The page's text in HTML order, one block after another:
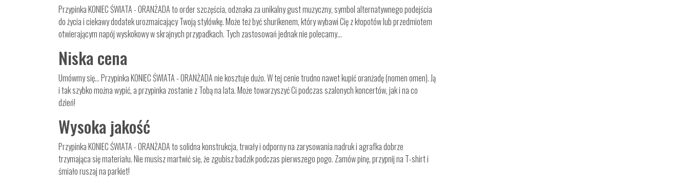
Przypinka KONIEC ŚWIATA - ORANŻADA to order szczęścia, odznaka za unikalny gust muzyczny, symbol alternatywnego podejścia
do życia i ciekawy dodatek urozmaicający Twoją stylówkę. Może też być shurikenem, który wybawi Cię z kłopotów lub przedmiotem
otwierającym napój wyskokowy w skrajnych przypadkach. Tych zastosowań jednak nie polecamy…
Niska cena
Umówmy się… Przypinka KONIEC ŚWIATA - ORANŻADA nie kosztuje dużo. W tej cenie trudno nawet kupić oranżadę (nomen omen). Ją
i tak szybko można wypić, a przypinka zostanie z Tobą na lata. Może towarzyszyć Ci podczas szalonych koncertów, jak i na co
dzień!
Wysoka jakość
Przypinka KONIEC ŚWIATA - ORANŻADA to solidna konstrukcja, trwały i odporny na zarysowania nadruk i agrafka dobrze
trzymająca się materiału. Nie musisz martwić się, że zgubisz badzik podczas pierwszego pogo. Zamów pinę, przypnij na T-shirt i
śmiało ruszaj na parkiet!